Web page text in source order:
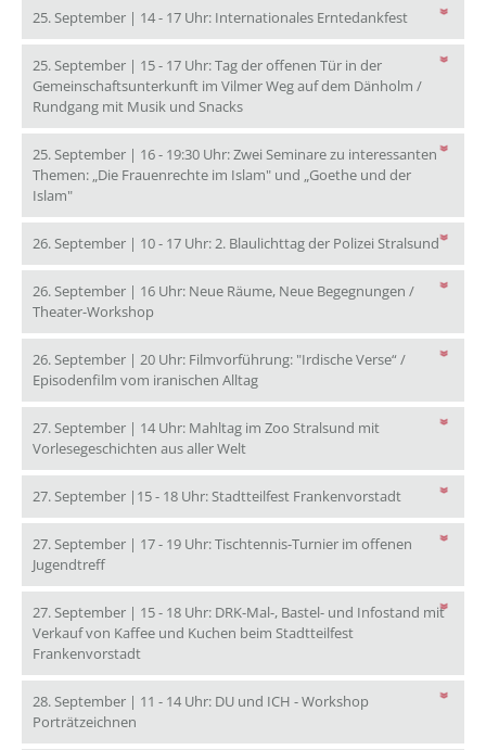
25. September | 14 - 17 Uhr: Internationales Erntedankfest25.
25. September | 15 - 17 Uhr: Tag der offenen Tür in der
Gemeinschaftsunterkunft im Vilmer Weg auf dem Dänholm /
Rundgang mit Musik und Snacks25. September | 15 - 17 Uhr: Tag
25. September | 16 - 19:30 Uhr: Zwei Seminare zu interessanten
Themen: „Die Frauenrechte im Islam" und „Goethe und der
Islam"25. September | 16 - 19:30 Uhr: Zwei Seminare zu
26. September | 10 - 17 Uhr: 2. Blaulichttag der Polizei Stralsund26.
26. September | 16 Uhr: Neue Räume, Neue Begegnungen /
Theater-Workshop26. September | 16 Uhr: Neue Räume, Neue
26. September | 20 Uhr: Filmvorführung: "Irdische Verse“ /
Episodenfilm vom iranischen Alltag26. September | 20 Uhr:
27. September | 14 Uhr: Mahltag im Zoo Stralsund mit
Vorlesegeschichten aus aller Welt27. September | 14 Uhr: Mahltag im
27. September |15 - 18 Uhr: Stadtteilfest Frankenvorstadt27.
27. September | 17 - 19 Uhr: Tischtennis-Turnier im offenen
Jugendtreff27. September | 17 - 19 Uhr: Tischtennis-Turnier im
27. September | 15 - 18 Uhr: DRK-Mal-, Bastel- und Infostand mit
Verkauf von Kaffee und Kuchen beim Stadtteilfest
Frankenvorstadt27. September | 15 - 18 Uhr: DRK-Mal-, Bastel- und
28. September | 11 - 14 Uhr: DU und ICH - Workshop
Porträtzeichnen